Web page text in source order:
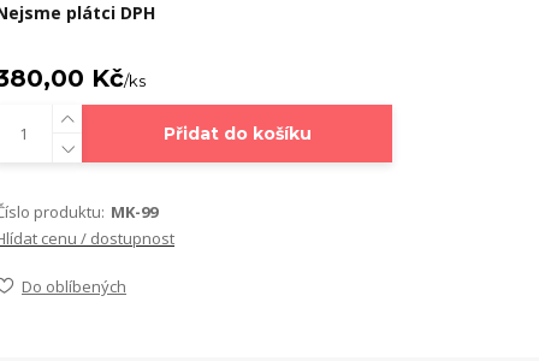
plátci DPH
Kč/ks
Přidat do košíku
produktu: MK-99
cenu / dostupnost
Do oblíbených